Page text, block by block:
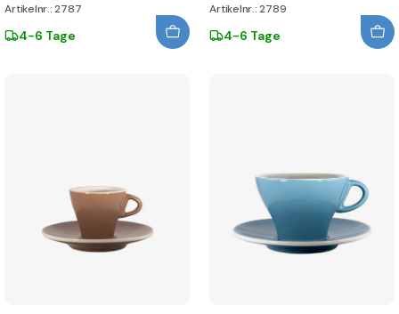
Artikelnr.: 2787
4-6 Tage
Artikelnr.: 2789
4-6 Tage